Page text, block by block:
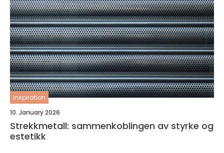
inspiration
10. January 2026
Strekkmetall: sammenkoblingen av styrke og
estetikk